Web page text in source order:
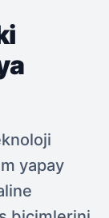
yapay